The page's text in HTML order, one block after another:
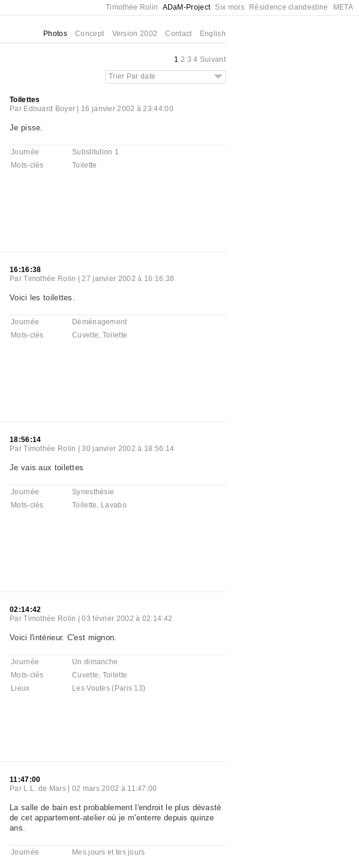
Timothée Rolin ADaM-Project Six mois Résidence clandestine META
Photos Concept Version 2002 Contact English
1 2 3 4 Suivant
Trier Par date
Toilettes
Par Edouard Boyer 16 janvier 2002 à 23:44:00
Je pisse.
Journée
Substitution 1
Mots-clés
Toilette
16:16:38
ParTimothée Rolin |27 janvier 2002 à 16:16:38
Voici les toilettes.
Journée
Déménagement
Mots-clés
Cuvette, Toilette
18:56:14
ParTimothée Rolin |30 janvier 2002 à 18:56:14
Je vais aux toilettes
Journée
Synesthésie
Mots-clés
Toilette, Lavabo
02:14:42
ParTimothée Rolin |03 février 2002 à 02:14:42
Voici l'intérieur. C'est mignon.
Journée
Un dimanche
Mots-clés
Cuvette, Toilette
Lieux
Les Voutes (Paris 13)
11:47:00
Par L.L. de Mars| 02 mars 2002 à 11:47:00
La salle de bain est probablement l'endroit le plus dévasté
de cet appartement-atelier où je m'enterre depuis quinze
ans.
Journée
Mes jours et tes jours